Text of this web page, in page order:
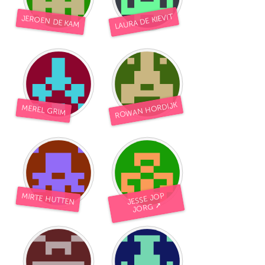
JEROEN DE KAM LAURA DE KIEVIT
MEREL GRIM ROWAN HORDIJK
MIRTE HUTTEN JESSE JOP
JORG ➚